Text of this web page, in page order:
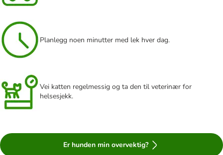
Planlegg noen minutter med lek hver dag.
Vei katten regelmessig og ta den til veterinær for
helsesjekk.
Er hunden min overvektig?